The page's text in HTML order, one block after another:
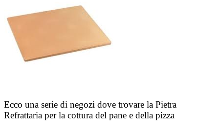
Ecco una serie di negozi dove trovare la Pietra
Refrattaria per la cottura del pane e della pizza